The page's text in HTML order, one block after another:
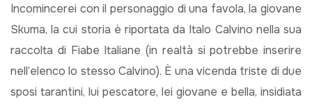
Incomincerei con il personaggio di una favola, la giovane
Skuma, la cui storia è riportata da Italo Calvino nella sua
raccolta di Fiabe Italiane (in realtà si potrebbe inserire
nell’elenco lo stesso Calvino). È una vicenda triste di due
sposi tarantini, lui pescatore, lei giovane e bella, insidiata